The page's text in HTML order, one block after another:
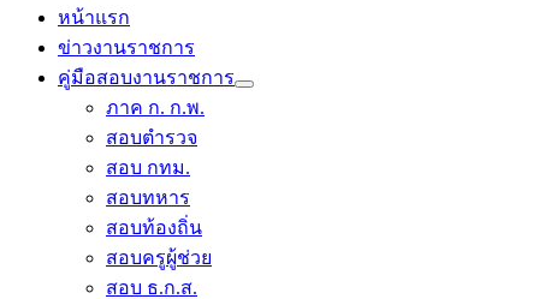
หน้าแรก
ข่าวงานราชการ
คู่มือสอบงานราชการ
ภาค ก. ก.พ.
สอบตำรวจ
สอบ กทม.
สอบทหาร
สอบท้องถิ่น
สอบครูผู้ช่วย
สอบ ธ.ก.ส.